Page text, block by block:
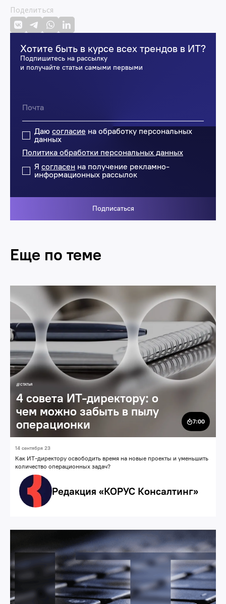
Поделиться
Хотите быть в курсе всех трендов в ИТ?
Подпишитесь на рассылку
и получайте статьи самыми первыми
Даю согласие на обработку персональных
данных
Политика обработки персональных данных
Я согласен на получение рекламно-
информационных рассылок
Подписаться
Еще по теме
СТАТЬЯ
4 совета ИТ-директору: о
чем можно забыть в пылу
операционки
7:00
14 сентября 23
Как ИТ-директору освободить время на новые проекты и уменьшить
количество операционных задач?
Редакция «КОРУС Консалтинг»